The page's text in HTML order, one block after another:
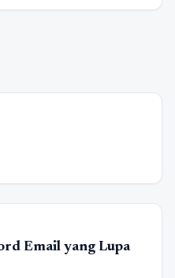
Email yang Lupa